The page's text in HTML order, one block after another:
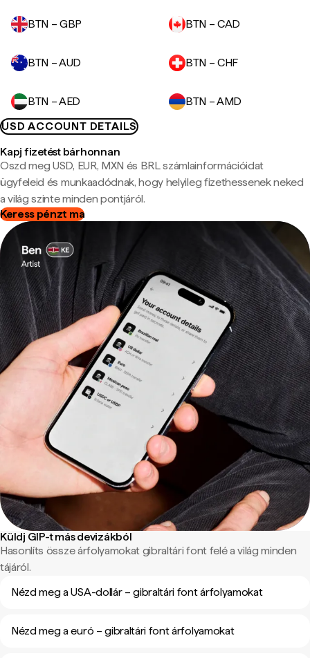
BTN – GBP BTN – CAD
BTN – AUD BTN – CHF
BTN – AED
BTN – AMD
USD ACCOUNT DETAILS
Kapj fizetést bárhonnan
Oszd meg USD, EUR, MXN és BRL számlainformációidat
ügyfeleid és munkaadódnak, hogy helyileg fizethessenek neked
a világ szinte minden pontjáról.
Keress pénzt ma
Küldj GIP-t más devizákból
Hasonlíts össze árfolyamokat gibraltári font felé a világ minden
tájáról.
Nézd meg a USA-dollár – gibraltári font árfolyamokat
Nézd meg a euró – gibraltári font árfolyamokat